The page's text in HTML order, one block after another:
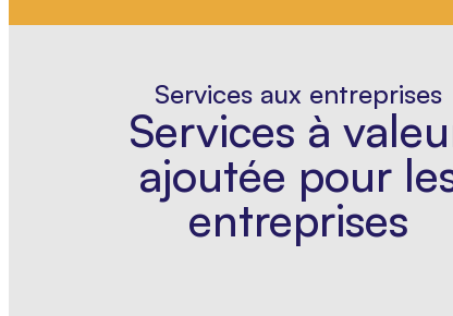
Services aux entreprises
Services à
ajoutée pour
entreprises